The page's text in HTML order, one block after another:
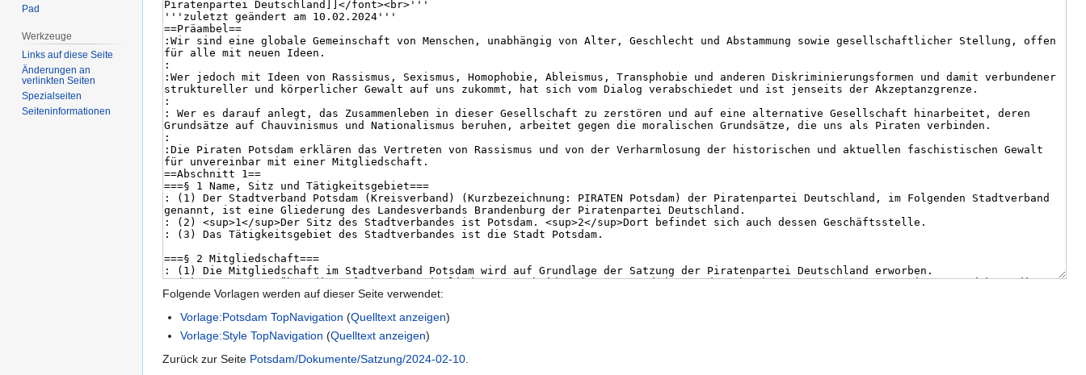
Folgende Vorlagen werden auf dieser Seite verwendet:
Vorlage:Potsdam TopNavigation (Quelltext anzeigen)
Vorlage:Style TopNavigation (Quelltext anzeigen)
Zurück zur Seite Potsdam/Dokumente/Satzung/2024-02-10.
Pad
Werkzeuge
Links auf diese Seite
Änderungen an
verlinkten Seiten
Spezialseiten
Seiten­­informationen